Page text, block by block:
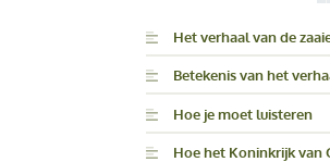
Lezen
Zoeken
Het verhaal van de
Betekenis van het
Hoe je moet luisteren
Hoe het Koninkrijk van